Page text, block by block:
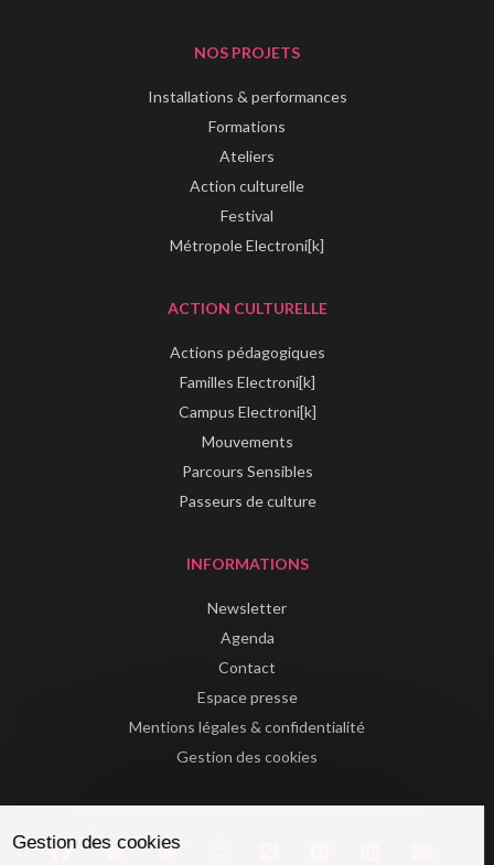
NOS PROJETS
Installations & performances
Formations
Ateliers
Action culturelle
Festival
Métropole Electroni[k]
ACTION CULTURELLE
Actions pédagogiques
Familles Electroni[k]
Campus Electroni[k]
Mouvements
Parcours Sensibles
Passeurs de culture
INFORMATIONS
Newsletter
Agenda
Contact
Espace presse
Mentions légales & confidentialité
Gestion des cookies
Gestion des cookies